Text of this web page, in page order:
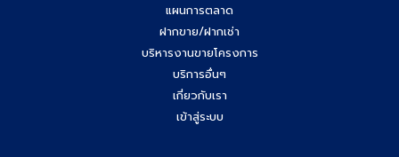
แผนการตลาด
ฝากขาย/ฝากเช่า
บริหารงานขายโครงการ
บริการอื่นๆ
เกี่ยวกับเรา
เข้าสู่ระบบ